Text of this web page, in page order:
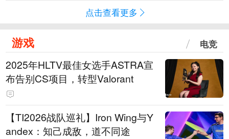
点击查看更多
游戏 电竞
2025年HLTV最佳女选手ASTRA宣
布告别CS项目，转型Valorant
【TI2026战队巡礼】Iron Wing与Y
andex：知己成敌，道不同途